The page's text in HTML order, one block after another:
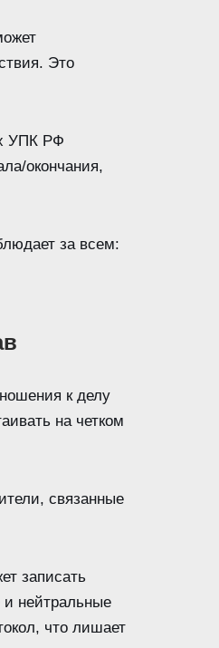
Это
УПК РФ
окончания,
за всем:
к делу
на четком
связанные
записать
и нейтральные
что лишает